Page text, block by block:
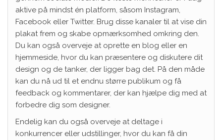
aktive på mindst én platform, såsom Instagram,
Facebook eller Twitter. Brug disse kanaler til at vise din
plakat frem og skabe opmærksomhed omkring den.
Du kan også overveje at oprette en blog eller en
hjemmeside, hvor du kan præsentere og diskutere dit
design og de tanker, der ligger bag det. På den måde
kan du nå ud til et endnu større publikum og få
feedback og kommentarer, der kan hjælpe dig med at
forbedre dig som designer.
Endelig kan du også overveje at deltage i
konkurrencer eller udstillinger, hvor du kan få din